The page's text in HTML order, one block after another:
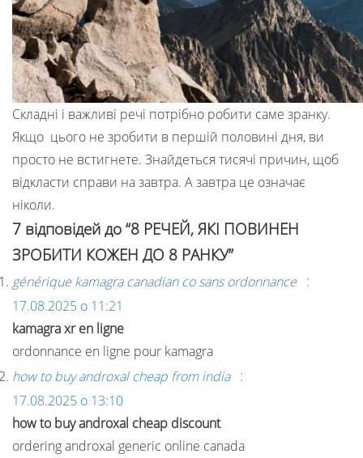
Складні і важливі речі потрібно робити саме зранку.
Якщо цього не зробити в першій половині дня, ви
просто не встигнете. Знайдеться тисячі причин, щоб
відкласти справи на завтра. А завтра це означає
ніколи.
7 відповідей до “8 РЕЧЕЙ, ЯКІ ПОВИНЕН
ЗРОБИТИ КОЖЕН ДО 8 РАНКУ”
générique kamagra canadian co sans ordonnance :
17.08.2025 о 11:21
kamagra xr en ligne
ordonnance en ligne pour kamagra
how to buy androxal cheap from india :
17.08.2025 о 13:10
how to buy androxal cheap discount
ordering androxal generic online canada